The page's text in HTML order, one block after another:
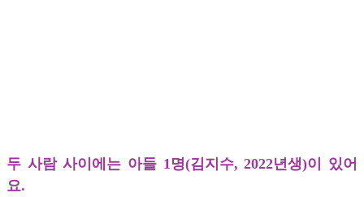
두 사람 사이에는 아들 1명(김지수, 2022년생)이 있어
요.